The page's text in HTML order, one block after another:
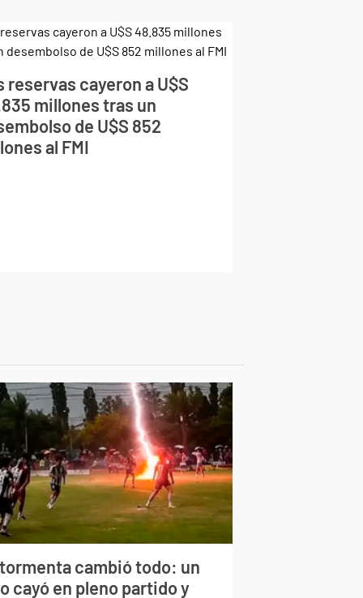
reservas cayeron a U$S
millones tras un
de U$S 852
al FMI
cambió todo: un
cayó en pleno partido y